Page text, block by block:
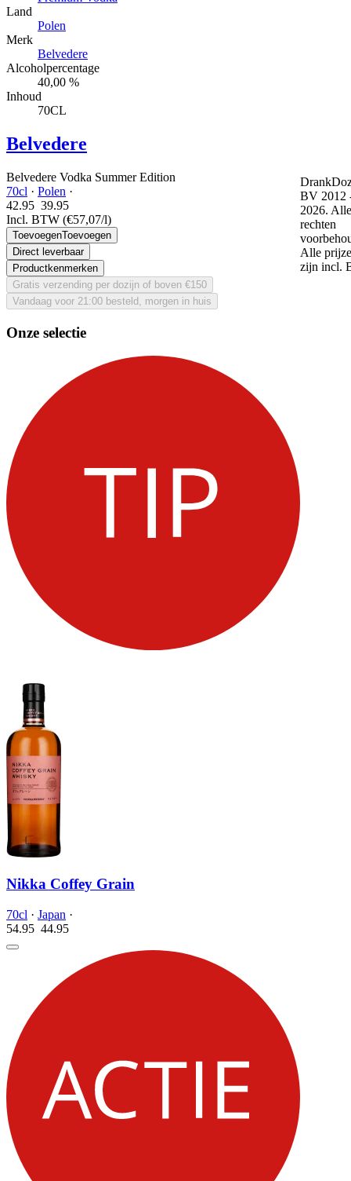
Land
Polen
Merk
Belvedere
Alcoholpercentage
40,00 %
Inhoud
70CL
Belvedere
Belvedere Vodka Summer Edition
70cl · Polen ·
42.95 39.95
Incl. BTW (€57,07/l)
ToevoegenToevoegen
Direct leverbaar
Productkenmerken
Gratis verzending per dozijn of boven €150
Vandaag voor 21:00 besteld, morgen in huis
Onze selectie
Nikka Coffey Grain
70cl · Japan ·
54.95 44.95
BV 2012
2026. Alle
rechten
Alle
zijn incl.